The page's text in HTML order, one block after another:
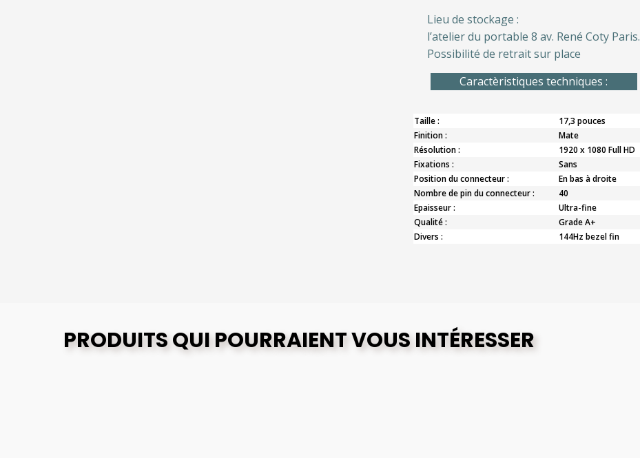
Lieu de stockage :
l’atelier du portable 8 av. René Coty Paris.
Possibilité de retrait sur place
Caractèristiques techniques :
Taille :
17,3 pouces
Finition :
Mate
Résolution :
1920 x 1080 Full HD
Fixations :
Sans
Position du connecteur :
En bas à droite
Nombre de pin du connecteur :
40
Epaisseur :
Ultra-fine
Qualité :
Grade A+
Divers :
144Hz bezel fin
PRODUITS QUI POURRAIENT VOUS INTÉRESSER